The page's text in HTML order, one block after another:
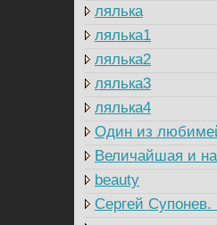
лялька
лялька1
лялька2
лялька3
лялька4
Один из
Величайшая и
beauty
Сергей